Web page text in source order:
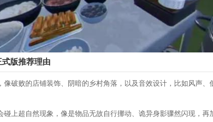
版推荐理由
像破败的店铺装饰、阴暗的乡村角落，以及音效设计，比如风声、
碰上超自然现象，像是物品无故自行挪动、诡异身影骤然闪现，再